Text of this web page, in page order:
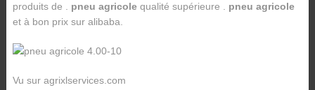
produits de . pneu agricolequalité supérieure . pneu agricole
et à bon prix sur alibaba.
Vu sur agrixlservices.com